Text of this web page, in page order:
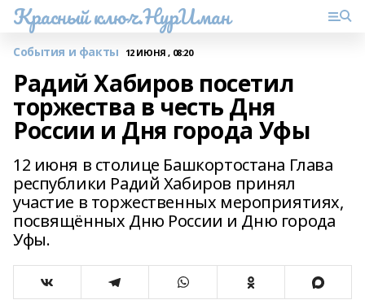
Красный ключ.НурИман
События и факты 12 ИЮНЯ , 08:20
Радий Хабиров посетил
торжества в честь Дня
России и Дня города Уфы
12 июня в столице Башкортостана Глава
республики Радий Хабиров принял
участие в торжественных мероприятиях,
посвящённых Дню России и Дню города
Уфы.